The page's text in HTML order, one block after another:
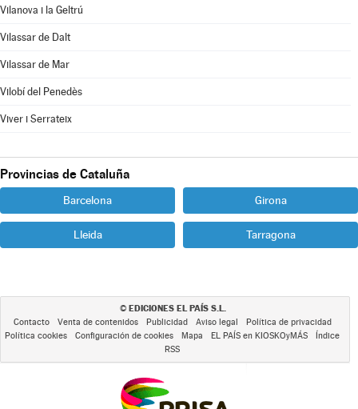
Vilanova i la Geltrú
Vilassar de Dalt
Vilassar de Mar
Vilobí del Penedès
Viver i Serrateix
Provincias de Cataluña
Barcelona Girona
Lleida Tarragona
© EDICIONES EL PAÍS S.L.
Contacto Venta de contenidos Publicidad Aviso legal
Política de privacidad
Política cookies
Configuración de cookies Mapa EL PAÍS en KIOSKOyMÁS
Índice
RSS